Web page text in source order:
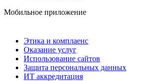
Мобильное приложение
Этика и комплаенс
Оказание услуг
Использование сайтов
Защита персональных данных
ИТ аккредитация